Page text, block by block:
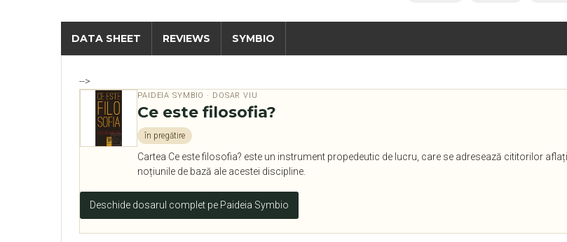
DATA SHEET REVIEWS SYMBIO
-->
PAIDEIA SYMBIO · DOSAR VIU
Ce este filosofia?
în pregătire
Cartea Ce este filosofia? este un instrument propedeutic de lucru, care se adresează cititorilor
noțiunile de bază ale acestei discipline.
Deschide dosarul complet pe Paideia Symbio